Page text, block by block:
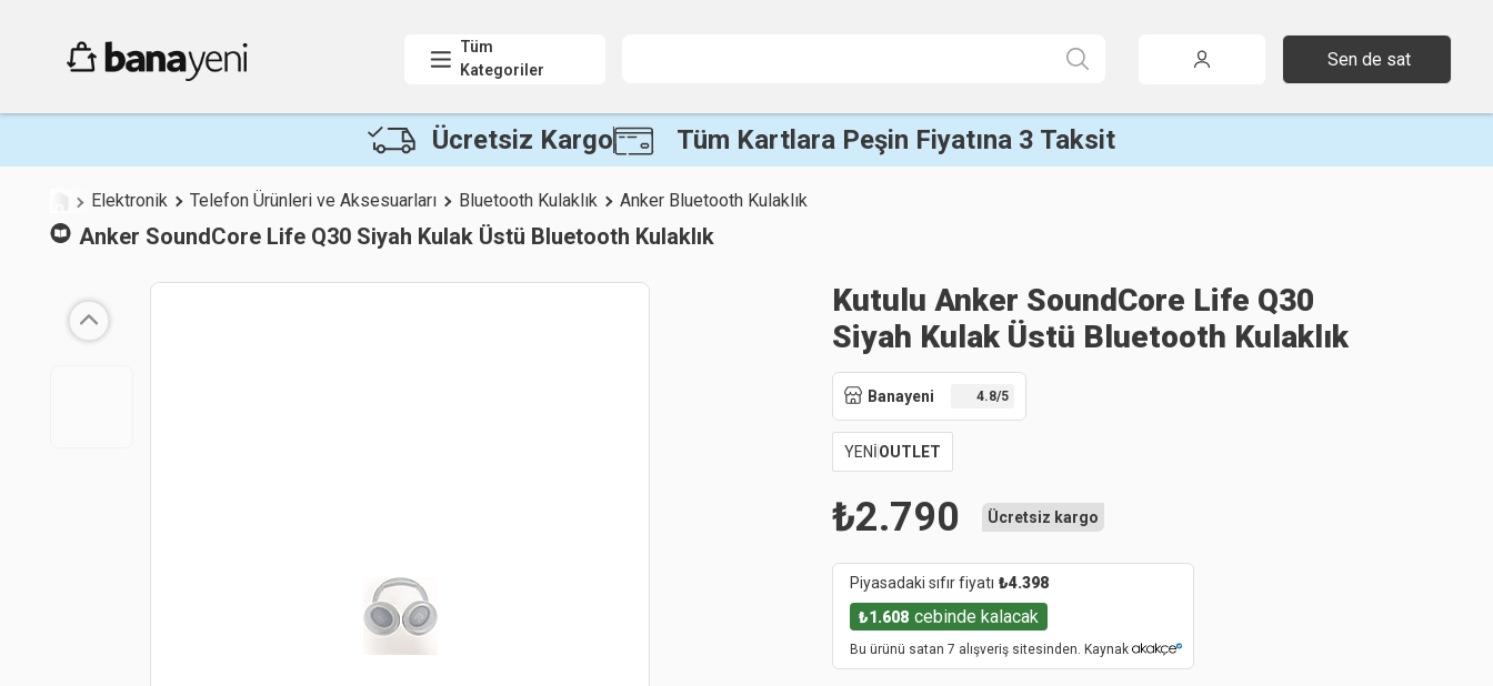
Tüm
Kategoriler
Sen de sat
Ücretsiz Kargo Tüm Kartlara Peşin Fiyatına 3 Taksit
Elektronik Telefon Ürünleri ve Aksesuarları Bluetooth Kulaklık Anker Bluetooth Kulaklık
Anker SoundCore Life Q30 Siyah Kulak Üstü Bluetooth Kulaklık
Kutulu Anker SoundCore Life Q30
Siyah Kulak Üstü Bluetooth Kulaklık
Banayeni 4.8/5
YENİOUTLET
₺2.790 Ücretsiz kargo
Piyasadaki sıfır fiyatı ₺4.398
₺1.608 cebinde kalacak
Bu ürünü satan 7 alışveriş sitesinden. Kaynak